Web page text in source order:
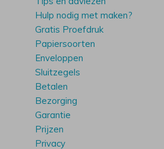
Hulp nodig met maken?
Gratis Proefdruk
Papiersoorten
Enveloppen
Sluitzegels
Betalen
Bezorging
Garantie
Prijzen
Privacy